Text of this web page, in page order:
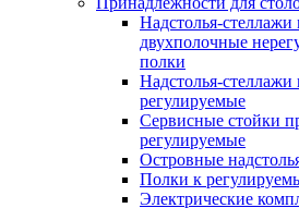
Надстолья-стеллажи
двухполочные
полки
Надстолья-
регулируемые
Сервисные стойки
регулируемые
Островные
Полки к
Электрические